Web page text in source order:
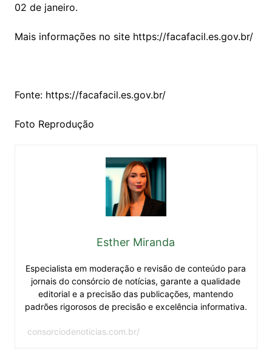
02 de janeiro.
Mais informações no site https://facafacil.es.gov.br/
Fonte: https://facafacil.es.gov.br/
Foto Reprodução
Esther Miranda
Especialista em moderação e revisão de conteúdo para
jornais do consórcio de notícias, garante a qualidade
editorial e a precisão das publicações, mantendo
padrões rigorosos de precisão e excelência informativa.
consorciodenoticias.com.br/